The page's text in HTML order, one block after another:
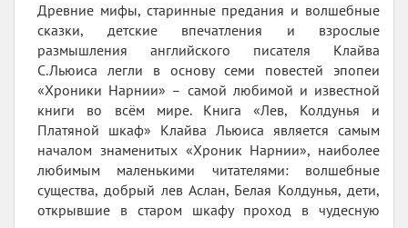
Древние мифы, старинные предания и волшебные
сказки, детские впечатления и взрослые
размышления английского писателя Клайва
С.Льюиса легли в основу семи повестей эпопеи
«Хроники Нарнии» – самой любимой и известной
книги во всём мире. Книга «Лев, Колдунья и
Платяной шкаф» Клайва Льюиса является самым
началом знаменитых «Хроник Нарнии», наиболее
любимым маленькими читателями: волшебные
существа, добрый лев Аслан, Белая Колдунья, дети,
открывшие в старом шкафу проход в чудесную